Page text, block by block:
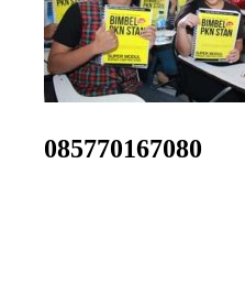
085770167080